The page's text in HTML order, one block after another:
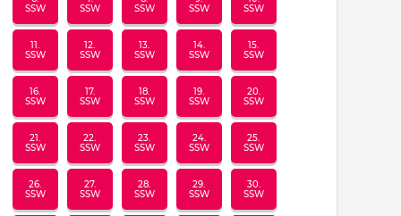
SSW
SSW
SSW
SSW
SSW
11.
SSW
12.
SSW
13.
SSW
14.
SSW
15.
SSW
16.
SSW
17.
SSW
18.
SSW
19.
SSW
20.
SSW
21.
SSW
22.
SSW
23.
SSW
24.
SSW
25.
SSW
26.
SSW
27.
SSW
28.
SSW
29.
SSW
30.
SSW